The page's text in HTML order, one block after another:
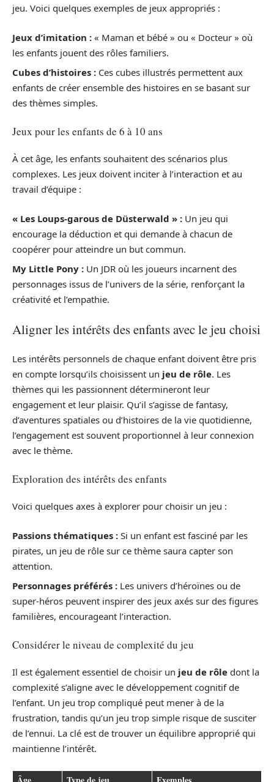
jeu. Voici quelques exemples de jeux appropriés :
Jeux d’imitation : « Maman et bébé » ou « Docteur » où
les enfants jouent des rôles familiers.
Cubes d’histoires : Ces cubes illustrés permettent aux
enfants de créer ensemble des histoires en se basant sur
des thèmes simples.
Jeux pour les enfants de 6 à 10 ans
À cet âge, les enfants souhaitent des scénarios plus
complexes. Les jeux doivent inciter à l’interaction et au
travail d’équipe :
« Les Loups-garous de Düsterwald » : Un jeu qui
encourage la déduction et qui demande à chacun de
coopérer pour atteindre un but commun.
My Little Pony : Un JDR où les joueurs incarnent des
personnages issus de l’univers de la série, renforçant la
créativité et l’empathie.
Aligner les intérêts des enfants avec le jeu choisi
Les intérêts personnels de chaque enfant doivent être pris
en compte lorsqu’ils choisissent un jeu de rôle. Les
thèmes qui les passionnent détermineront leur
engagement et leur plaisir. Qu’il s’agisse de fantasy,
d’aventures spatiales ou d’histoires de la vie quotidienne,
l’engagement est souvent proportionnel à leur connexion
avec le thème.
Exploration des intérêts des enfants
Voici quelques axes à explorer pour choisir un jeu :
Passions thématiques : Si un enfant est fasciné par les
pirates, un jeu de rôle sur ce thème saura capter son
attention.
Personnages préférés : Les univers d’héroïnes ou de
super-héros peuvent inspirer des jeux axés sur des figures
familières, encourageant l’interaction.
Considérer le niveau de complexité du jeu
Il est également essentiel de choisir un jeu de rôle dont la
complexité s’aligne avec le développement cognitif de
l’enfant. Un jeu trop compliqué peut mener à de la
frustration, tandis qu’un jeu trop simple risque de susciter
de l’ennui. La clé est de trouver un équilibre approprié qui
maintienne l’intérêt.